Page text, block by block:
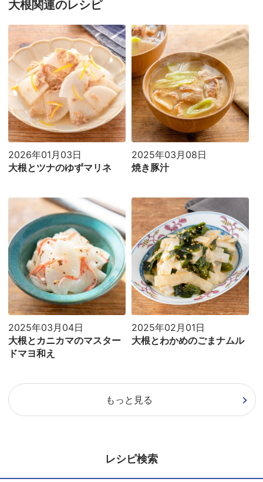
大根関連のレシピ
2026年01月03日
大根とツナのゆずマリネ
2025年03月08日
焼き豚汁
2025年03月04日
大根とカニカマのマスター
ドマヨ和え
2025年02月01日
大根とわかめのごまナムル
もっと見る
レシピ検索